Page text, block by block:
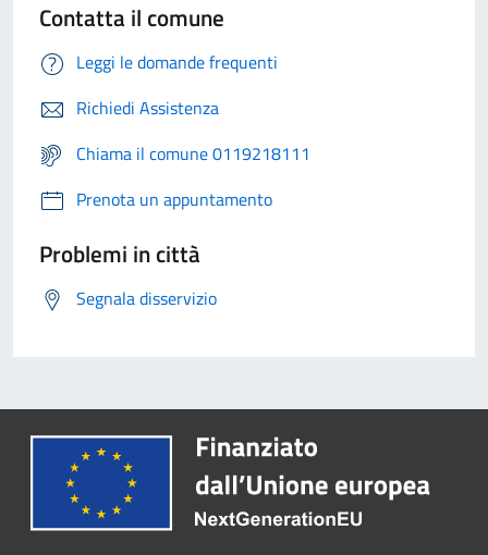
Contatta il comune
Leggi le domande frequenti
Richiedi Assistenza
Chiama il comune 0119218111
Prenota un appuntamento
Problemi in città
Segnala disservizio